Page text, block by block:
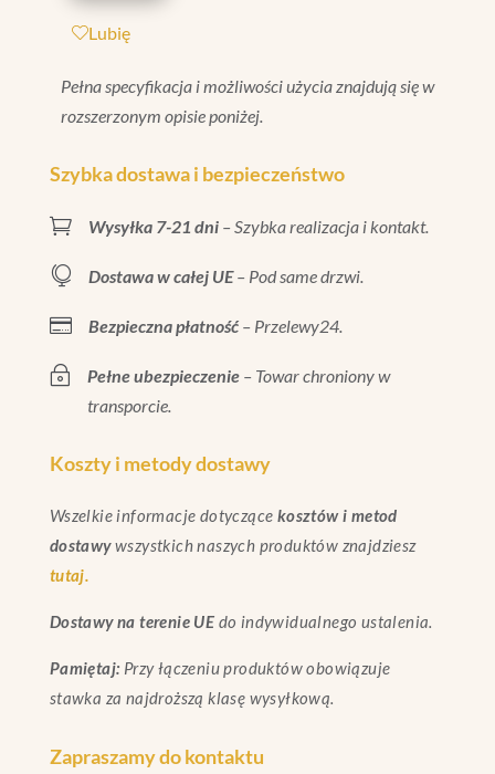
7,3X7,3
Lubię
Pełna specyfikacja i możliwości użycia znajdują się w
rozszerzonym opisie poniżej.
Szybka dostawa i bezpieczeństwo
 Wysyłka 7-21 dni– Szybka realizacja i kontakt.
 Dostawa w całej UE– Pod same drzwi.
 Bezpieczna płatność– Przelewy24.
~ Pełne ubezpieczenie– Towar chroniony w
transporcie.
Koszty i metody dostawy
Wszelkie informacje dotyczące kosztów i metod
dostawywszystkich naszych produktów znajdziesz
tutaj.
Dostawy na terenie UE do indywidualnego ustalenia.
Pamiętaj: Przy łączeniu produktów obowiązuje
stawka za najdroższą klasę wysyłkową.
Zapraszamy do kontaktu